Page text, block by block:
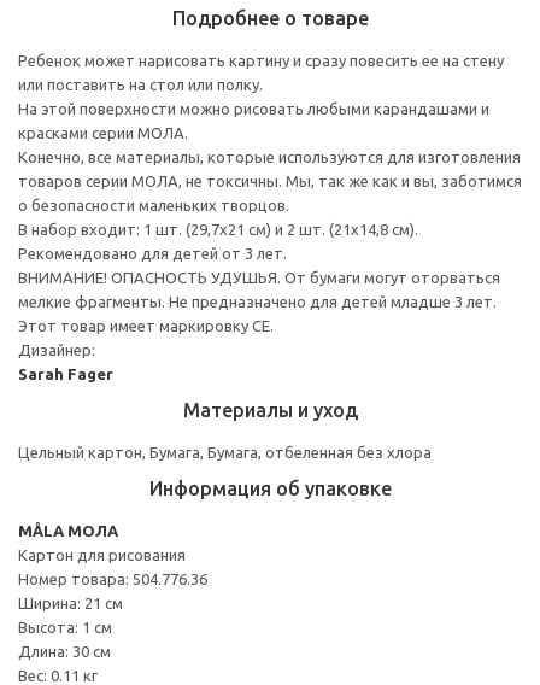
Подробнее о товаре
Ребенок может нарисовать картину и сразу повесить ее на стену
или поставить на стол или полку.
На этой поверхности можно рисовать любыми карандашами и
красками серии МОЛА.
Конечно, все материалы, которые используются для изготовления
товаров серии МОЛА, не токсичны. Мы, так же как и вы, заботимся
о безопасности маленьких творцов.
В набор входит: 1 шт. (29,7x21 см) и 2 шт. (21x14,8 см).
Рекомендовано для детей от 3 лет.
ВНИМАНИЕ! ОПАСНОСТЬ УДУШЬЯ. От бумаги могут оторваться
мелкие фрагменты. Не предназначено для детей младше 3 лет.
Этот товар имеет маркировку CE.
Дизайнер:
Sarah Fager
Материалы и уход
Цельный картон, Бумага, Бумага, отбеленная без хлора
Информация об упаковке
MÅLA МОЛА
Картон для рисования
Номер товара: 504.776.36
Ширина: 21 см
Высота: 1 см
Длина: 30 см
Вес: 0.11 кг